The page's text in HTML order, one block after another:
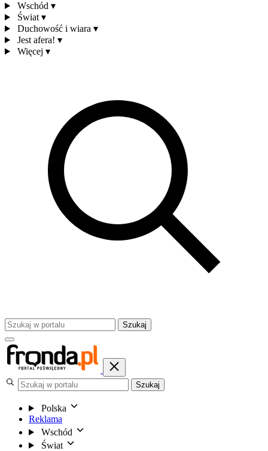
Wschód ▾
Świat ▾
Duchowość i wiara ▾
Jest afera! ▾
Więcej ▾
Szukaj
Szukaj
Polska
Reklama
Wschód
Świat